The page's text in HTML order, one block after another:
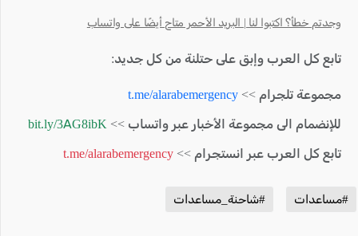
وجدتم خطأ؟ اكتبوا لنا | البريد الأحمر متاح أيضًا على واتساب
تابع كل العرب وإبق على حتلنة من كل جديد:
مجموعة تلجرام >> t.me/alarabemergency
للإنضمام الى مجموعة الأخبار عبر واتساب >> bit.ly/3AG8ibK
تابع كل العرب عبر انستجرام >> t.me/alarabemergency
#مساعدات #شاحنة_مساعدات